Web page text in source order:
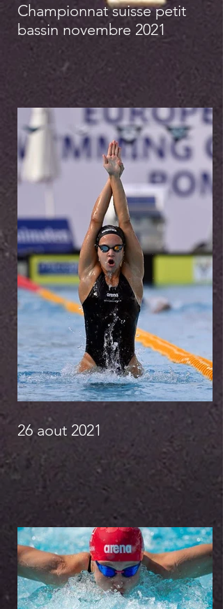
Championnat suisse petit
bassin novembre 2021
26 aout 2021